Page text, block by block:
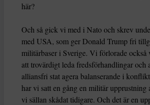
här?
Och så gick vi med i Nato och skrev
med USA, som ger Donald Trump fri
militärbaser i Sverige. Vi förlorade också
att trovärdigt leda fredsförhandlingar och
alliansfri stat agera balanserande i
har vi satt en gång en militär upprustning
vi sällan skådat tidigare. Och det är en